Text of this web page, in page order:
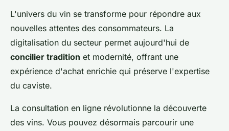
L'univers du vin se transforme pour répondre aux
nouvelles attentes des consommateurs. La
digitalisation du secteur permet aujourd'hui de
concilier tradition et modernité, offrant une
expérience d'achat enrichie qui préserve l'expertise
du caviste.
La consultation en ligne révolutionne la découverte
des vins. Vous pouvez désormais parcourir une